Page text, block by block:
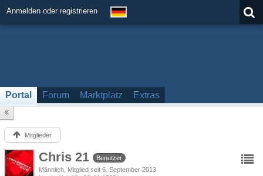
Anmelden oder registrieren
Portal Forum Marktplatz Extras
Mitglieder
Chris 21
Benutzer
Männlich Mitglied seit 6. September 2013